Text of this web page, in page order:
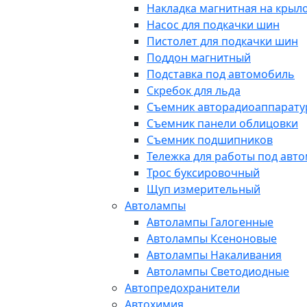
Накладка магнитная на
Насос для подкачки шин
Пистолет для подкачки шин
Поддон магнитный
Подставка под автомобиль
Скребок для льда
Съемник
Съемник панели облицовки
Съемник подшипников
Тележка для работы под
Трос буксировочный
Щуп измерительный
Автолампы
Автолампы Галогенные
Автолампы Ксеноновые
Автолампы Накаливания
Автолампы Светодиодные
Автопредохранители